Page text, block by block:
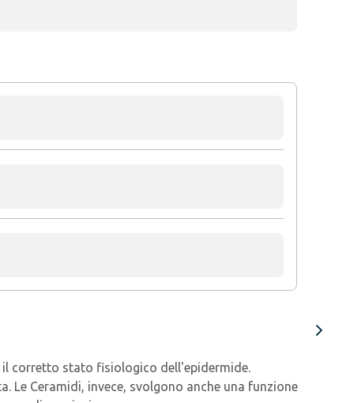
il corretto stato fisiologico dell'epidermide.
Ceramidi, invece, svolgono anche una funzione